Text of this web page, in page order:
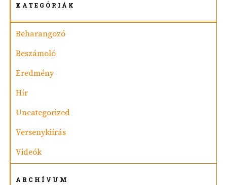
KATEGÓRIÁK
Beharangozó
Beszámoló
Eredmény
Hír
Uncategorized
Versenykiírás
Videók
ARCHÍVUM